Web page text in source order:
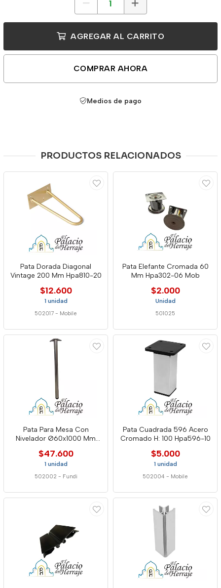
AGREGAR AL CARRITO
COMPRAR AHORA
Medios de pago
PRODUCTOS RELACIONADOS
Pata Dorada Diagonal
Vintage 200 Mm Hpa810-20
$12.600
1 unidad
502017 - Mobile
Pata Elefante Cromada 60
Mm Hpa302-06 Mob
$2.000
Unidad
501025
Pata Para Mesa Con
Nivelador Ø60x1000 Mm
$47.600
1 unidad
502002 - Fundi
Pata Cuadrada 596 Acero
Cromado H: 100 Hpa596-10
$5.000
1 unidad
502004 - Mobile